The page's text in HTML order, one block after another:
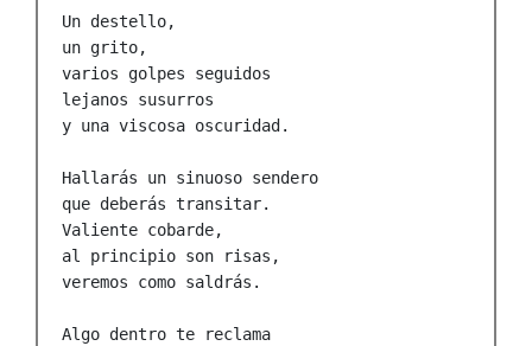
Un destello,
un grito,
varios golpes seguidos
lejanos susurros
y una viscosa oscuridad.
Hallarás un sinuoso sendero
que deberás transitar.
Valiente cobarde,
al principio son risas,
veremos como saldrás.
Algo dentro te reclama